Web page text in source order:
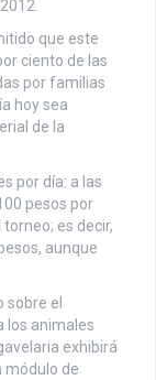
que este
ciento de las
por familias
hoy sea
de la
por día: a las
pesos por
es decir,
aunque
el
los animales
exhibirá
módulo de